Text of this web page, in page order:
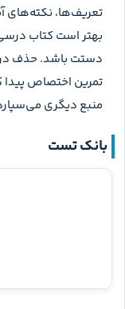
تعریف‌ها، نکته‌های
بهتر است کتاب
دستت باشد. حذف
تمرین اختصاص پیدا
منبع دیگری
بانک تست